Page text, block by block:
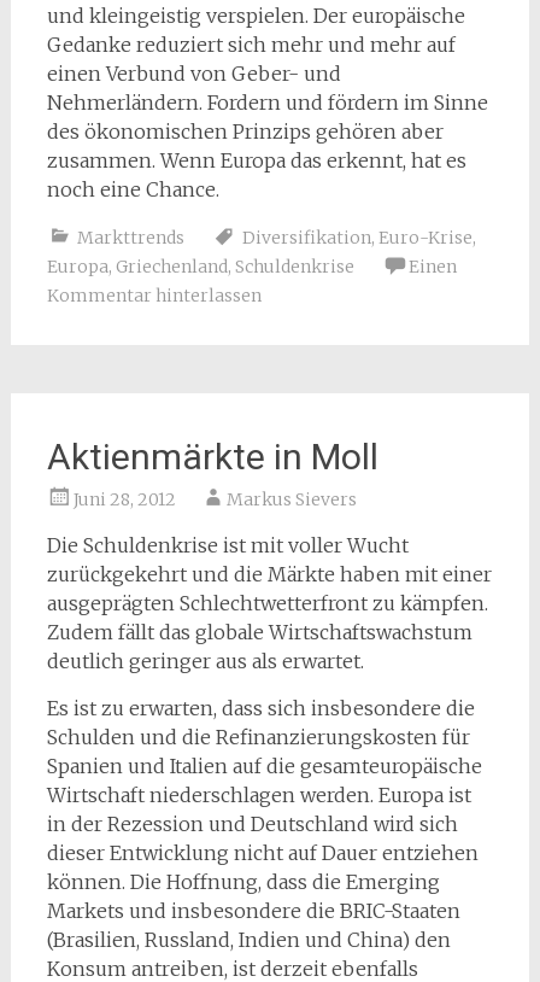
und kleingeistig verspielen. Der europäische
Gedanke reduziert sich mehr und mehr auf
einen Verbund von Geber- und
Nehmerländern. Fordern und fördern im Sinne
des ökonomischen Prinzips gehören aber
zusammen. Wenn Europa das erkennt, hat es
noch eine Chance.
Markttrends Diversifikation, Euro-Krise,
Europa, Griechenland, Schuldenkrise
Einen
Kommentar hinterlassen
Aktienmärkte in Moll
Juni 28, 2012 Markus Sievers
Die Schuldenkrise ist mit voller Wucht
zurückgekehrt und die Märkte haben mit einer
ausgeprägten Schlechtwetterfront zu kämpfen.
Zudem fällt das globale Wirtschaftswachstum
deutlich geringer aus als erwartet.
Es ist zu erwarten, dass sich insbesondere die
Schulden und die Refinanzierungskosten für
Spanien und Italien auf die gesamteuropäische
Wirtschaft niederschlagen werden. Europa ist
in der Rezession und Deutschland wird sich
dieser Entwicklung nicht auf Dauer entziehen
können. Die Hoffnung, dass die Emerging
Markets und insbesondere die BRIC-Staaten
(Brasilien, Russland, Indien und China) den
Konsum antreiben, ist derzeit ebenfalls